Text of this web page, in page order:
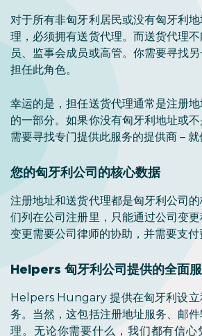
对于所有非匈牙利居民或没有匈牙利
理，必须拥有送货代理。而送货代理
员、监事会成员或高管。你需要寻找
担任此角色。
幸运的是，担任送货代理通常是注册
的一部分。如果你没有匈牙利地址或
需要寻找专门提供此服务的提供商 –
您的匈牙利公司的核心数据
注册地址和送货代理都是匈牙利公司
们列在公司注册里，只能通过公司变
变更需要公司律师的协助，并需要支付
Helpers 匈牙利公司提供的全面
Helpers Hungary 提供在匈牙利设立
务。当然，这包括注册地址服务、邮
理。无论你需要什么，我们都有信